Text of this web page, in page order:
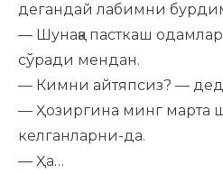
дегандай лабимни
— Шунақа пасткаш
сўради мендан.
— Кимни айтяпсиз? —
— Ҳозиргина минг марта
келганларни-да.
— Ҳа…